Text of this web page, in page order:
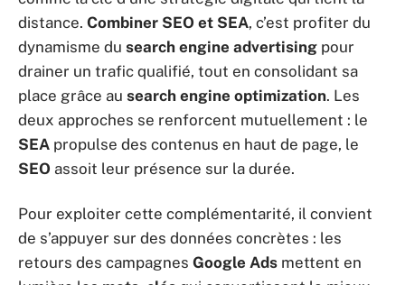
distance. Combiner SEO et SEA, c’est profiter du
dynamisme du search engine advertising pour
drainer un trafic qualifié, tout en consolidant sa
place grâce au search engine optimization. Les
deux approches se renforcent mutuellement : le
SEA propulse des contenus en haut de page, le
SEO assoit leur présence sur la durée.
Pour exploiter cette complémentarité, il convient
de s’appuyer sur des données concrètes : les
retours des campagnes Google Ads mettent en